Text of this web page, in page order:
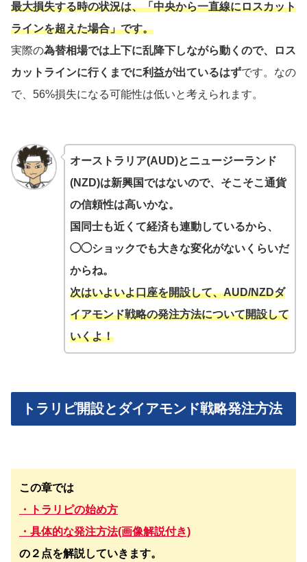
最大損失する時の状況は、「中央から一直線にロスカット
ラインを超えた場合」です。
実際の為替相場では上下に乱降下しながら動くので、ロス
カットラインに行くまでに利益が出ているはずです。なの
で、56%損失になる可能性は低いと考えられます。
オーストラリア(AUD)とニュージーランド
(NZD)は新興国ではないので、そこそこ通貨
の信頼性は高いかな。
国同士も近くて経済も連動しているから、
◯◯ショックでも大きな変化がないくらいだ
からね。
次はいよいよ口座を開設して、AUD/NZDダ
イアモンド戦略の発注方法について開設して
いくよ！
トラリピ開設とダイアモンド戦略発注方法
この章では
・トラリピの始め方
・具体的な発注方法(画像解説付き)
の２点を解説していきます。